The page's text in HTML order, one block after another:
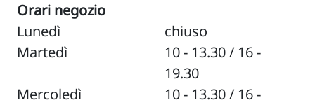
Orari negozio
Lunedì
chiuso
Martedì
10 - 13.30 / 16 -
19.30
Mercoledì
10 - 13.30 / 16 -